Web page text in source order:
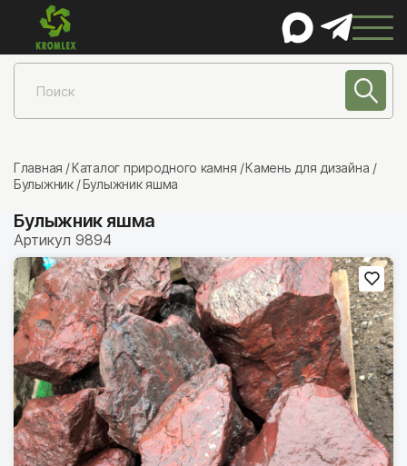
КАТАЛОГ
Натуральный камень
Песчаник
Лемезит
Златолит
Шунгит
Сланец
Гранит
Мрамор
Известняк
Порфирит
Тротуарная плитка
Главная Каталог природного камня
Камень для дизайна
Булыжник
Булыжник яшма
Булыжник яшма
Артикул 9894